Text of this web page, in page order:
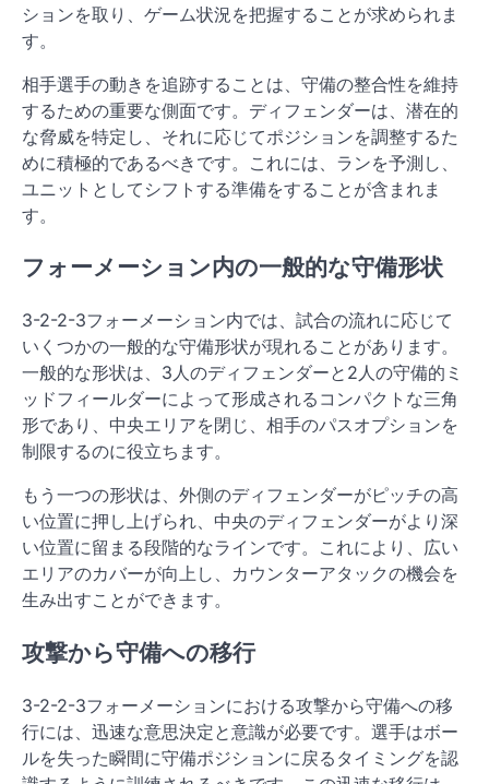
ションを取り、ゲーム状況を把握することが求められま
す。
相手選手の動きを追跡することは、守備の整合性を維持
するための重要な側面です。ディフェンダーは、潜在的
な脅威を特定し、それに応じてポジションを調整するた
めに積極的であるべきです。これには、ランを予測し、
ユニットとしてシフトする準備をすることが含まれま
す。
フォーメーション内の一般的な守備形状
3-2-2-3フォーメーション内では、試合の流れに応じて
いくつかの一般的な守備形状が現れることがあります。
一般的な形状は、3人のディフェンダーと2人の守備的ミ
ッドフィールダーによって形成されるコンパクトな三角
形であり、中央エリアを閉じ、相手のパスオプションを
制限するのに役立ちます。
もう一つの形状は、外側のディフェンダーがピッチの高
い位置に押し上げられ、中央のディフェンダーがより深
い位置に留まる段階的なラインです。これにより、広い
エリアのカバーが向上し、カウンターアタックの機会を
生み出すことができます。
攻撃から守備への移行
3-2-2-3フォーメーションにおける攻撃から守備への移
行には、迅速な意思決定と意識が必要です。選手はボー
ルを失った瞬間に守備ポジションに戻るタイミングを認